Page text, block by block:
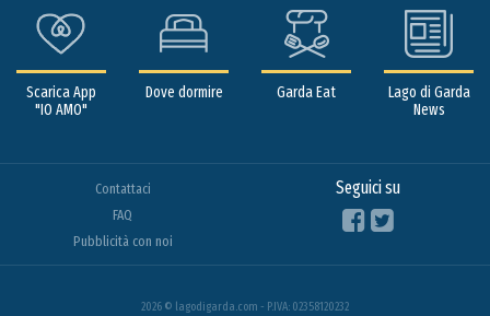
Scarica App
"IO AMO"
Dove dormire Garda Eat
Lago di Garda
News
Contattaci
FAQ
Pubblicità con noi
Seguici su
2026 © lagodigarda.com - P.IVA: 02358120232